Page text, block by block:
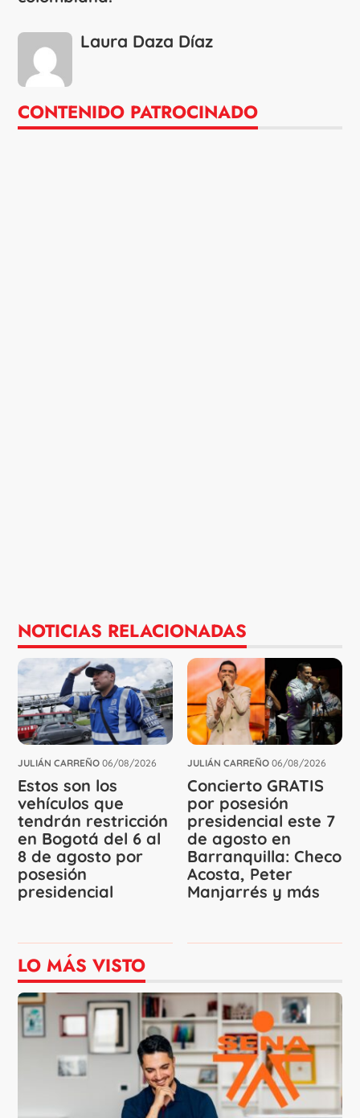
Laura Daza Díaz
CONTENIDO PATROCINADO
NOTICIAS RELACIONADAS
JULIÁN CARREÑO 06/08/2026
Estos son los
vehículos que
tendrán restricción
en Bogotá del 6 al
8 de agosto por
posesión
presidencial
JULIÁN CARREÑO 06/08/2026
Concierto GRATIS
por posesión
presidencial este 7
de agosto en
Barranquilla: Checo
Acosta, Peter
Manjarrés y más
LO MÁS VISTO